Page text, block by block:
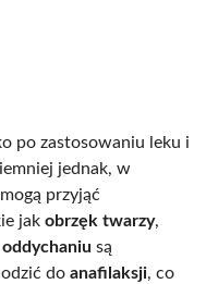
po zastosowaniu leku i
jednak, w
przyjąć
jak obrzęk twarzy,
są
do anafilaksji, co